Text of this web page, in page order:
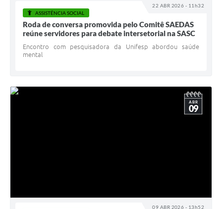
22 ABR 2026 - 11h32
ASSISTÊNCIA SOCIAL
Roda de conversa promovida pelo Comitê SAEDAS
reúne servidores para debate intersetorial na SASC
Encontro com pesquisadora da Unifesp abordou saúde
mental
09 ABR 2026 - 13h52
ABR
09